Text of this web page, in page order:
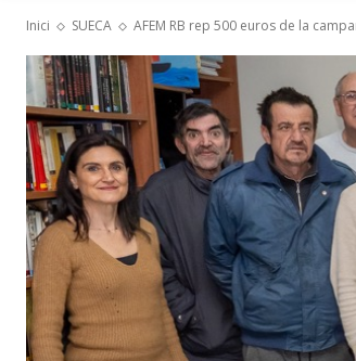
Inici SUECA AFEM RB rep 500 euros de la